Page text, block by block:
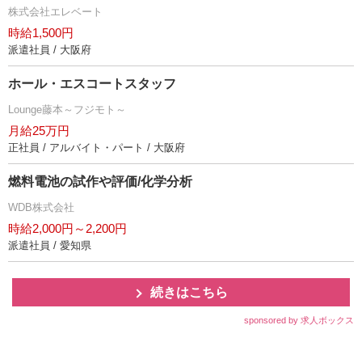
株式会社エレベート
時給1,500円
派遣社員 / 大阪府
ホール・エスコートスタッフ
Lounge藤本～フジモト～
月給25万円
正社員 / アルバイト・パート / 大阪府
燃料電池の試作や評価/化学分析
WDB株式会社
時給2,000円～2,200円
派遣社員 / 愛知県
続きはこちら
sponsored by 求人ボックス